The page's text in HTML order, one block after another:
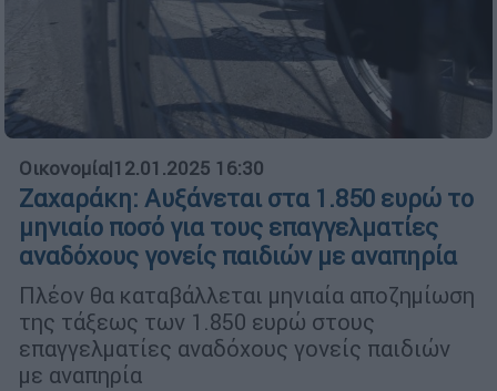
Οικονομία|12.01.2025 16:30
Ζαχαράκη: Αυξάνεται στα 1.850 ευρώ το
μηνιαίο ποσό για τους επαγγελματίες
αναδόχους γονείς παιδιών με αναπηρία
Πλέον θα καταβάλλεται μηνιαία αποζημίωση
της τάξεως των 1.850 ευρώ στους
επαγγελματίες αναδόχους γονείς παιδιών
με αναπηρία